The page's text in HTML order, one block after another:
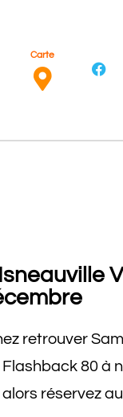
Carte
retrouver
80 à
réservez